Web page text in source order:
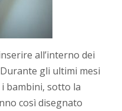
all’interno dei
gli ultimi mesi
bambini, sotto la
così disegnato